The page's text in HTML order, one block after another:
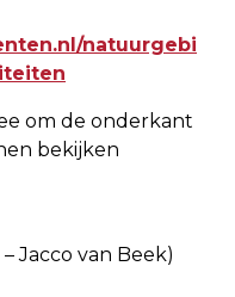
natuurgebi
om de onderkant
bekijken
Jacco van Beek)